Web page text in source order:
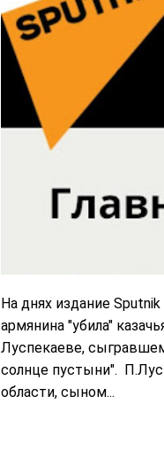
На днях издание
армянина "убила"
Луспекаеве,
солнце пустыни".
области, сыном...